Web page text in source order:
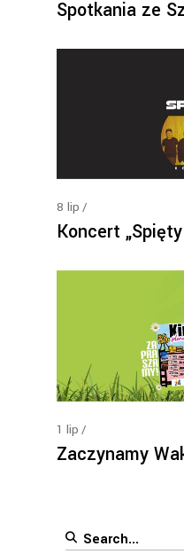
Spotkania ze
8 lip
Koncert
1 lip
Zaczynamy
Search